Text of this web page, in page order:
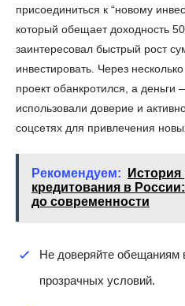
присоединиться к “новому
который обещает доходность
заинтересовал быстрый рост
инвестировать. Через
проект обанкротился, а
использовали доверие и
соцсетях для привлечения
Рекомендуем:
кредитования в
до современности
Не доверяйте обещаниям
прозрачных условий.